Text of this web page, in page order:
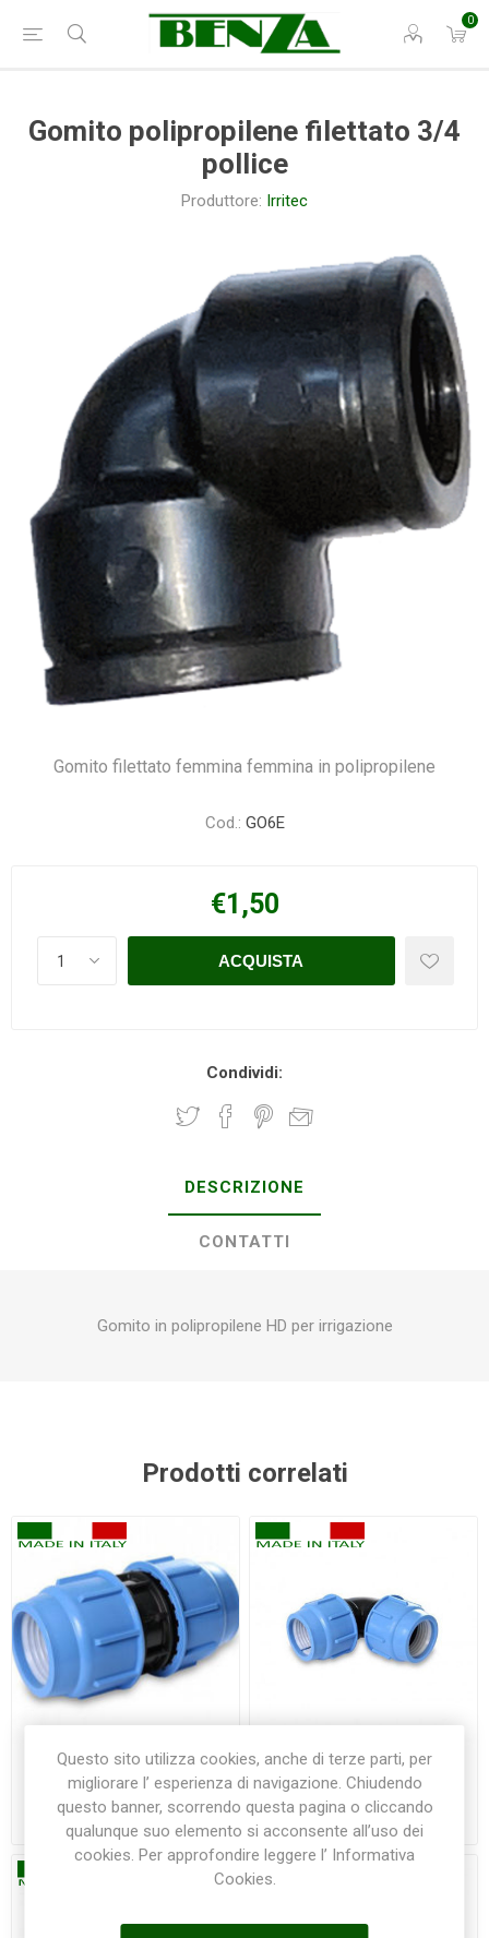
0
Gomito polipropilene filettato 3/4
pollice
Produttore: Irritec
Gomito filettato femmina femmina in polipropilene
Cod.: GO6E
€1,50
Condividi:
DESCRIZIONE
CONTATTI
Gomito in polipropilene HD per irrigazione
Prodotti correlati
Raccordo dritto rapido 16
mm PN16 Blue seal
Raccordo gomito rapido 16
mm PN 16 Blue seal
€4,30
Questo sito utilizza cookies, anche di terze parti, per
migliorare l’ esperienza di navigazione. Chiudendo
questo banner, scorrendo questa pagina o cliccando
qualunque suo elemento si acconsente all’uso dei
cookies. Per approfondire leggere l’ Informativa
Cookies.